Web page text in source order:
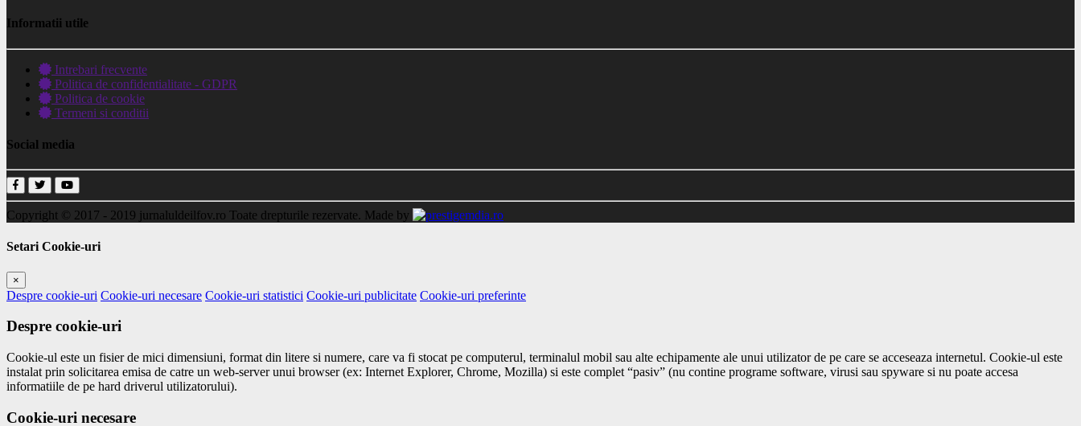
Informatii utile
Intrebari frecvente
Politica de confidentialitate - GDPR
Politica de cookie
Termeni si conditii
Social media
Copyright © 2017 - 2019 jurnaluldeilfov.ro Toate drepturile rezervate. Made by
Setari Cookie-uri
×
Despre cookie-uri Cookie-uri necesare Cookie-uri statistici Cookie-uri publicitate Cookie-uri preferinte
Despre cookie-uri
Cookie-ul este un fisier de mici dimensiuni, format din litere si numere, care va fi stocat pe computerul, terminalul mobil sau alte echipamente ale unui utilizator de pe care se acceseaza internetul. Cookie-ul este
instalat prin solicitarea emisa de catre un web-server unui browser (ex: Internet Explorer, Chrome, Mozilla) si este complet “pasiv” (nu contine programe software, virusi sau spyware si nu poate accesa
informatiile de pe hard driverul utilizatorului).
Cookie-uri necesare